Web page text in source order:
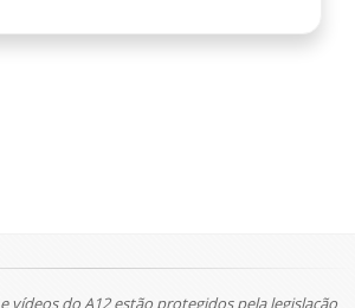
vídeos do A12 estão protegidos pela legislação